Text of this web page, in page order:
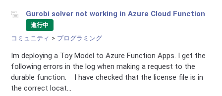
Gurobi solver not working in Azure Cloud Function
進行中
コミュニティ プログラミング
Im deploying a Toy Model to Azure Function Apps. I get the
following errors in the log when making a request to the
durable function. I have checked that the license file is in
the correct locat...